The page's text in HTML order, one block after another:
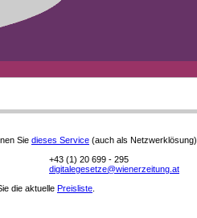
Sie dieses Service (auch als Netzwerklösung)
+43 (1) 20 699 - 295
digitalegesetze@wienerzeitung.at
die aktuelle Preisliste